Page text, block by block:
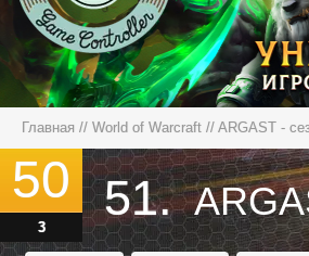
Главная // World of Warcraft // ARGAST -
50
3
51.